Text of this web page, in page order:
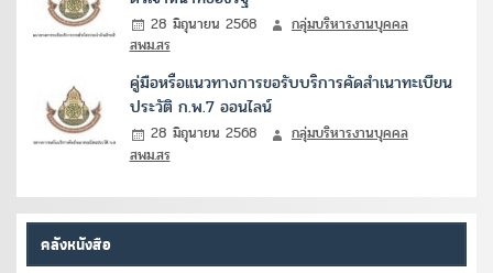
28 มิถุนายน 2568
กลุ่มบริหารงานบุคคล
สพม.สร
คู่มือหรือแนวทางการขอรับบริการคัดสำเนาทะเบียน
ประวัติ ก.พ.7 ออนไลน์
28 มิถุนายน 2568
กลุ่มบริหารงานบุคคล
สพม.สร
คลังหนังสือ